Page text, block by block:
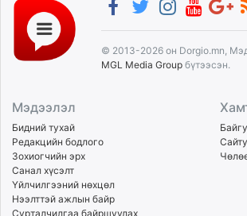
© 2013-2026 он Dorgio.mn,
MGL Media Group бүтээсэн.
Мэдээлэл
Бидний тухай
Редакцийн бодлого
Зохиогчийн эрх
Санал хүсэлт
Үйлчилгээний нөхцөл
Нээлттэй ажлын байр
Сурталчилгаа байршуулах